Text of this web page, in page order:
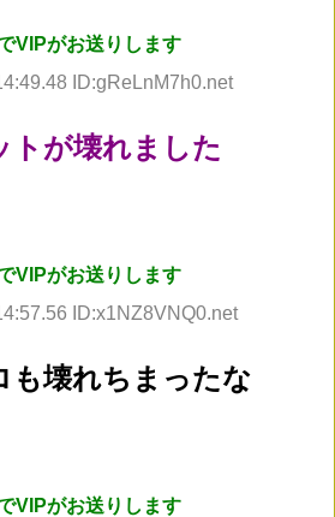
VIPがお送りします
ID:gReLnM7h0.net
トが壊れました
VIPがお送りします
ID:x1NZ8VNQ0.net
も壊れちまったな
VIPがお送りします